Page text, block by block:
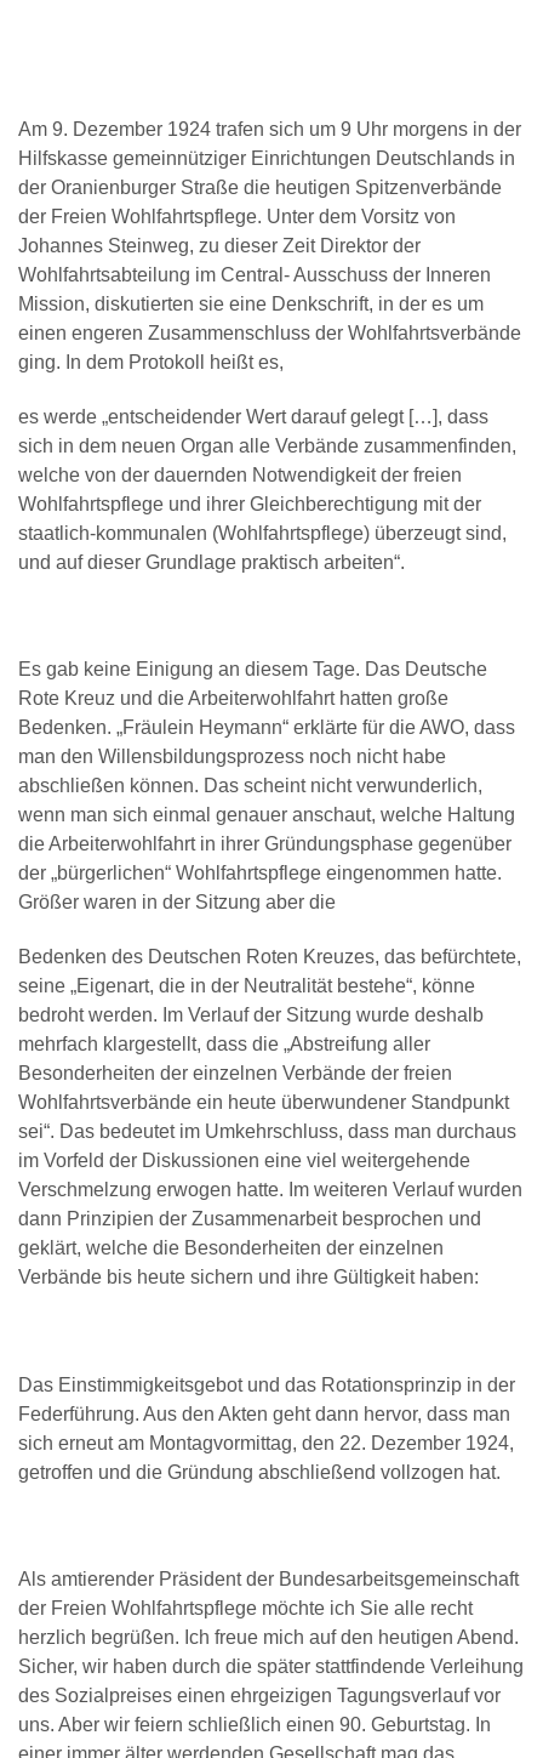
Am 9. Dezember 1924 trafen sich um 9 Uhr morgens in der
Hilfskasse gemeinnütziger Einrichtungen Deutschlands in
der Oranienburger Straße die heutigen Spitzenverbände
der Freien Wohlfahrtspflege. Unter dem Vorsitz von
Johannes Steinweg, zu dieser Zeit Direktor der
Wohlfahrtsabteilung im Central- Ausschuss der Inneren
Mission, diskutierten sie eine Denkschrift, in der es um
einen engeren Zusammenschluss der Wohlfahrtsverbände
ging. In dem Protokoll heißt es,
es werde „entscheidender Wert darauf gelegt […], dass
sich in dem neuen Organ alle Verbände zusammenfinden,
welche von der dauernden Notwendigkeit der freien
Wohlfahrtspflege und ihrer Gleichberechtigung mit der
staatlich-kommunalen (Wohlfahrtspflege) überzeugt sind,
und auf dieser Grundlage praktisch arbeiten“.
Es gab keine Einigung an diesem Tage. Das Deutsche
Rote Kreuz und die Arbeiterwohlfahrt hatten große
Bedenken. „Fräulein Heymann“ erklärte für die AWO, dass
man den Willensbildungsprozess noch nicht habe
abschließen können. Das scheint nicht verwunderlich,
wenn man sich einmal genauer anschaut, welche Haltung
die Arbeiterwohlfahrt in ihrer Gründungsphase gegenüber
der „bürgerlichen“ Wohlfahrtspflege eingenommen hatte.
Größer waren in der Sitzung aber die
Bedenken des Deutschen Roten Kreuzes, das befürchtete,
seine „Eigenart, die in der Neutralität bestehe“, könne
bedroht werden. Im Verlauf der Sitzung wurde deshalb
mehrfach klargestellt, dass die „Abstreifung aller
Besonderheiten der einzelnen Verbände der freien
Wohlfahrtsverbände ein heute überwundener Standpunkt
sei“. Das bedeutet im Umkehrschluss, dass man durchaus
im Vorfeld der Diskussionen eine viel weitergehende
Verschmelzung erwogen hatte. Im weiteren Verlauf wurden
dann Prinzipien der Zusammenarbeit besprochen und
geklärt, welche die Besonderheiten der einzelnen
Verbände bis heute sichern und ihre Gültigkeit haben:
Das Einstimmigkeitsgebot und das Rotationsprinzip in der
Federführung. Aus den Akten geht dann hervor, dass man
sich erneut am Montagvormittag, den 22. Dezember 1924,
getroffen und die Gründung abschließend vollzogen hat.
Als amtierender Präsident der Bundesarbeitsgemeinschaft
der Freien Wohlfahrtspflege möchte ich Sie alle recht
herzlich begrüßen. Ich freue mich auf den heutigen Abend.
Sicher, wir haben durch die später stattfindende Verleihung
des Sozialpreises einen ehrgeizigen Tagungsverlauf vor
uns. Aber wir feiern schließlich einen 90. Geburtstag. In
einer immer älter werdenden Gesellschaft mag das